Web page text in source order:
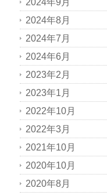
2024年8月
2024年7月
2024年6月
2023年2月
2023年1月
2022年10月
2022年3月
2021年10月
2020年10月
2020年8月